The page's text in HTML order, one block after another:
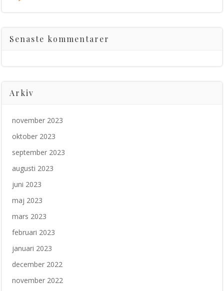
Senaste kommentarer
Arkiv
november 2023
oktober 2023
september 2023
augusti 2023
juni 2023
maj 2023
mars 2023
februari 2023
januari 2023
december 2022
november 2022